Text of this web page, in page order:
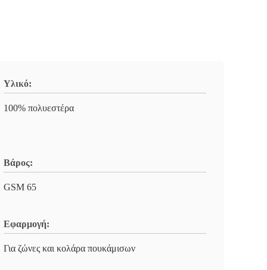
Υλικό:
100% πολυεστέρα
Βάρος:
GSM 65
Εφαρμογή:
Για ζώνες και κολάρα πουκάμισων